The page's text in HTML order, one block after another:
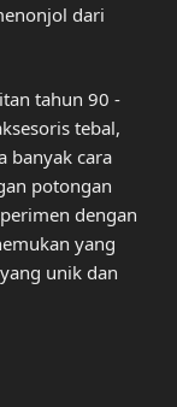
dari
tahun 90 -
tebal,
banyak cara
potongan
dengan
yang
unik dan